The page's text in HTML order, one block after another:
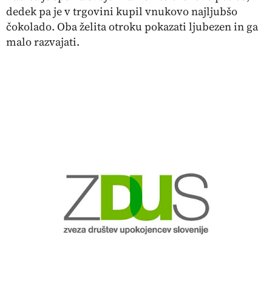
dedek pa je v trgovini kupil vnukovo najljubšo
čokolado. Oba želita otroku pokazati ljubezen in ga
malo razvajati.